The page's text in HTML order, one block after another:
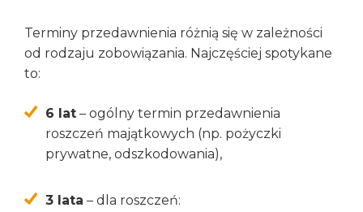
Terminy przedawnienia różnią się w zależności
od rodzaju zobowiązania. Najczęściej spotykane
to:
6 lat– ogólny termin przedawnienia
roszczeń majątkowych (np. pożyczki
prywatne, odszkodowania),
3 lata – dla roszczeń: